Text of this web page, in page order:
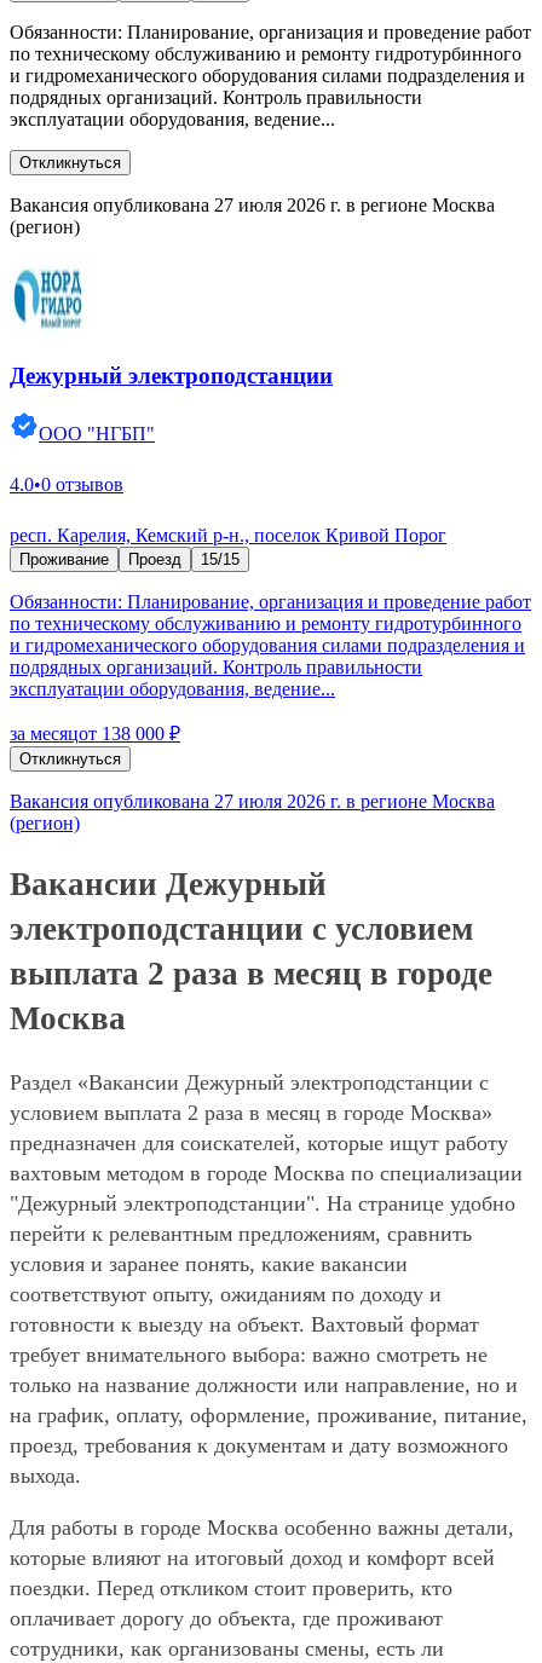
Обязанности: Планирование, организация и проведение работ
по техническому обслуживанию и ремонту гидротурбинного
и гидромеханического оборудования силами подразделения и
подрядных организаций. Контроль правильности
эксплуатации оборудования, ведение...
Откликнуться
Вакансия опубликована 27 июля 2026 г. в регионе Москва
(регион)
Дежурный электроподстанции
ООО "НГБП"
4.0•0 отзывов
респ. Карелия, Кемский р-н., поселок Кривой Порог
Проживание Проезд 15/15
Обязанности: Планирование, организация и проведение работ
по техническому обслуживанию и ремонту гидротурбинного
и гидромеханического оборудования силами подразделения и
подрядных организаций. Контроль правильности
эксплуатации оборудования, ведение...
за месяцот 138 000 ₽
Откликнуться
Вакансия опубликована 27 июля 2026 г. в регионе Москва
(регион)
Вакансии Дежурный
электроподстанции с условием
выплата 2 раза в месяц в городе
Москва
Раздел «Вакансии Дежурный электроподстанции с
условием выплата 2 раза в месяц в городе Москва»
предназначен для соискателей, которые ищут работу
вахтовым методом в городе Москва по специализации
"Дежурный электроподстанции". На странице удобно
перейти к релевантным предложениям, сравнить
условия и заранее понять, какие вакансии
соответствуют опыту, ожиданиям по доходу и
готовности к выезду на объект. Вахтовый формат
требует внимательного выбора: важно смотреть не
только на название должности или направление, но и
на график, оплату, оформление, проживание, питание,
проезд, требования к документам и дату возможного
выхода.
Для работы в городе Москва особенно важны детали,
которые влияют на итоговый доход и комфорт всей
поездки. Перед откликом стоит проверить, кто
оплачивает дорогу до объекта, где проживают
сотрудники, как организованы смены, есть ли